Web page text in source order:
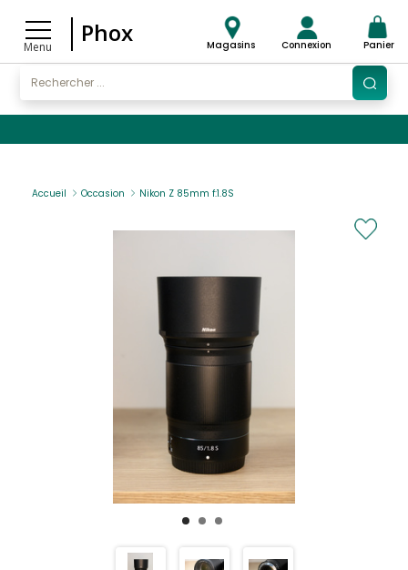
Menu
Phox Magasins Connexion Panier
Accueil Occasion Nikon Z 85mm f:1.8S